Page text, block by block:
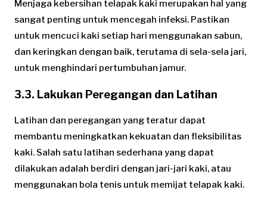
Menjaga kebersihan telapak kaki merupakan hal yang
sangat penting untuk mencegah infeksi. Pastikan
untuk mencuci kaki setiap hari menggunakan sabun,
dan keringkan dengan baik, terutama di sela-sela jari,
untuk menghindari pertumbuhan jamur.
3.3. Lakukan Peregangan dan Latihan
Latihan dan peregangan yang teratur dapat
membantu meningkatkan kekuatan dan fleksibilitas
kaki. Salah satu latihan sederhana yang dapat
dilakukan adalah berdiri dengan jari-jari kaki, atau
menggunakan bola tenis untuk memijat telapak kaki.